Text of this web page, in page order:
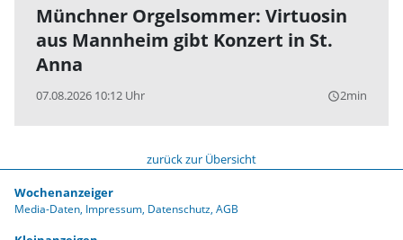
Münchner Orgelsommer: Virtuosin
aus Mannheim gibt Konzert in St.
Anna
07.08.2026 10:12 Uhr query_builder2min
zurück zur Übersicht
Wochenanzeiger
Media-Daten Impressum Datenschutz AGB